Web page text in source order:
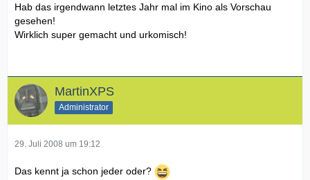
Hab das irgendwann letztes Jahr mal im Kino als Vorschau
gesehen!
Wirklich super gemacht und urkomisch!
MartinXPS
Administrator
29. Juli 2008 um 19:12
Das kennt ja schon jeder oder?